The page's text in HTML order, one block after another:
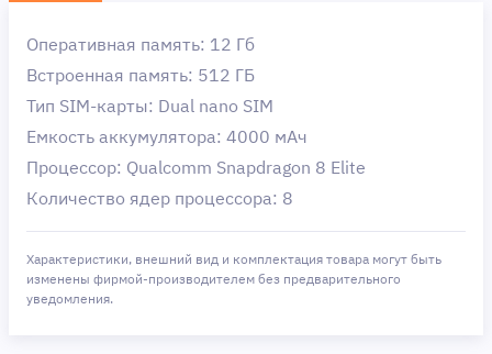
Оперативная память: 12 Гб
Встроенная память: 512 ГБ
Тип SIM-карты: Dual nano SIM
Емкость аккумулятора: 4000 мAч
Процессор: Qualcomm Snapdragon 8 Elite
Количество ядер процессора: 8
Характеристики, внешний вид и комплектация товара могут быть
изменены фирмой-производителем без предварительного
уведомления.